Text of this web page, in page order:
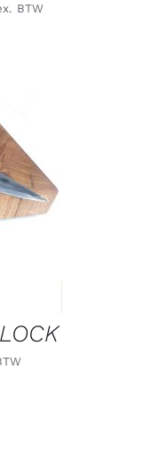
BTW